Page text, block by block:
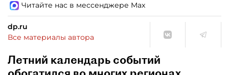
Читайте нас в мессенджере Max
dp.ru
Все материалы автора
Летний календарь событий